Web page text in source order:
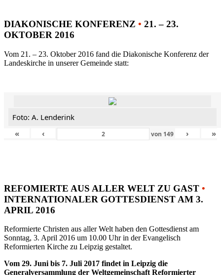
DIAKONISCHE KONFERENZ • 21. – 23.
OKTOBER 2016
Vom 21. – 23. Oktober 2016 fand die Diakonische Konferenz der
Landeskirche in unserer Gemeinde statt:
Foto: A. Lenderink
«
‹ von 149 › »
REFOMIERTE AUS ALLER WELT ZU GAST •
INTERNATIONALER GOTTESDIENST AM 3.
APRIL 2016
Reformierte Christen aus aller Welt haben den Gottesdienst am
Sonntag, 3. April 2016 um 10.00 Uhr in der Evangelisch
Reformierten Kirche zu Leipzig gestaltet.
Vom 29. Juni bis 7. Juli 2017 findet in Leipzig die
Generalversammlung der Weltgemeinschaft Reformierter